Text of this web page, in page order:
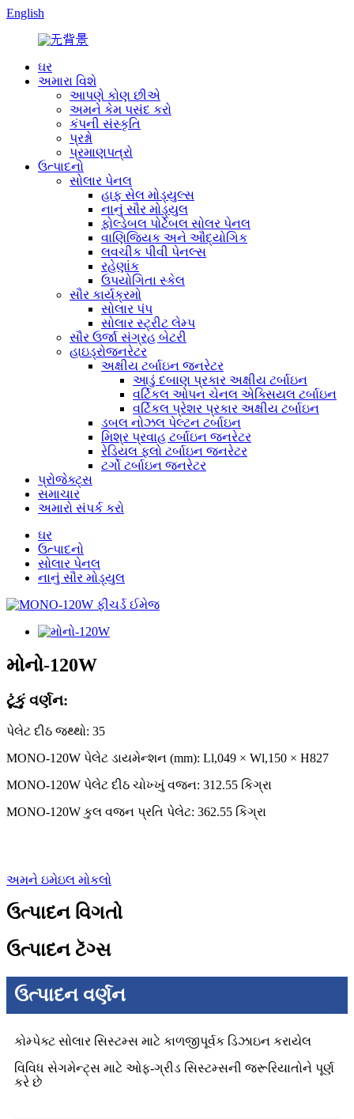
English
ઘર
અમારા વિશે
આપણે કોણ છીએ
અમને કેમ પસંદ કરો
કંપની સંસ્કૃતિ
પ્રશ્નો
પ્રમાણપત્રો
ઉત્પાદનો
સોલાર પેનલ
હાફ સેલ મોડ્યુલ્સ
નાનું સૌર મોડ્યુલ
ફોલ્ડેબલ પોર્ટેબલ સોલર પેનલ
વાણિજ્યિક અને ઔદ્યોગિક
લવચીક પીવી પેનલ્સ
રહેણાંક
ઉપયોગિતા સ્કેલ
સૌર કાર્યક્રમો
સોલાર પંપ
સોલાર સ્ટ્રીટ લેમ્પ
સૌર ઉર્જા સંગ્રહ બેટરી
હાઇડ્રોજનરેટર
અક્ષીય ટર્બાઇન જનરેટર
આડું દબાણ પ્રકાર અક્ષીય ટર્બાઇન
વર્ટિકલ ઓપન ચેનલ એક્સિયલ ટર્બાઇન
વર્ટિકલ પ્રેશર પ્રકાર અક્ષીય ટર્બાઇન
ડબલ નોઝલ પેલ્ટન ટર્બાઇન
મિશ્ર પ્રવાહ ટર્બાઇન જનરેટર
રેડિયલ ફ્લો ટર્બાઇન જનરેટર
ટર્ગો ટર્બાઇન જનરેટર
પ્રોજેક્ટ્સ
સમાચાર
અમારો સંપર્ક કરો
ઘર
ઉત્પાદનો
સોલાર પેનલ
નાનું સૌર મોડ્યુલ
મોનો-120W
ટૂંકું વર્ણન:
પેલેટ દીઠ જથ્થો: 35
MONO-120W પેલેટ ડાયમેન્શન (mm): Ll,049 × Wl,150 × H827
MONO-120W પેલેટ દીઠ ચોખ્ખું વજન: 312.55 કિગ્રા
MONO-120W કુલ વજન પ્રતિ પેલેટ: 362.55 કિગ્રા
અમને ઇમેઇલ મોકલો
ઉત્પાદન વિગતો
ઉત્પાદન ટૅગ્સ
ઉત્પાદન વર્ણન
કોમ્પેક્ટ સોલાર સિસ્ટમ્સ માટે કાળજીપૂર્વક ડિઝાઇન કરાયેલ
વિવિધ સેગમેન્ટ્સ માટે ઓફ-ગ્રીડ સિસ્ટમ્સની જરૂરિયાતોને પૂર્ણ
કરે છે